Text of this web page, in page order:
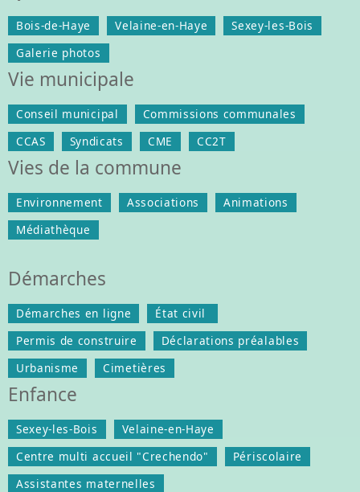
Bois-de-Haye Velaine-en-Haye
Sexey-les-Bois
Galerie photos
Vie municipale
Conseil municipal
Commissions communales
CCAS
Syndicats CME CC2T
Vies de la commune
Environnement Associations
Animations
Médiathèque
Démarches
Démarches en ligne
État civil
Permis de construire
Déclarations préalables
Urbanisme
Cimetières
Enfance
Sexey-les-Bois
Velaine-en-Haye
Centre multi accueil "Crechendo"
Périscolaire
Assistantes maternelles